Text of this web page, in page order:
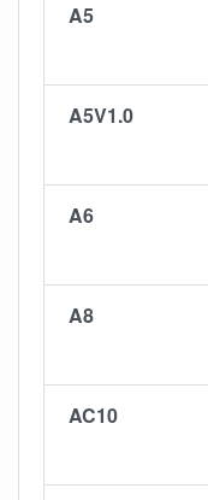
A5
A5V1.0
A6
A8
AC10